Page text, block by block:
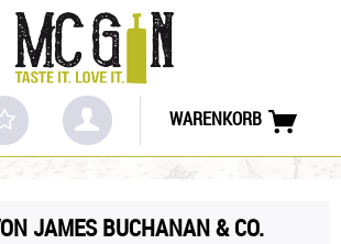
WARENKORB
JAMES BUCHANAN & CO.